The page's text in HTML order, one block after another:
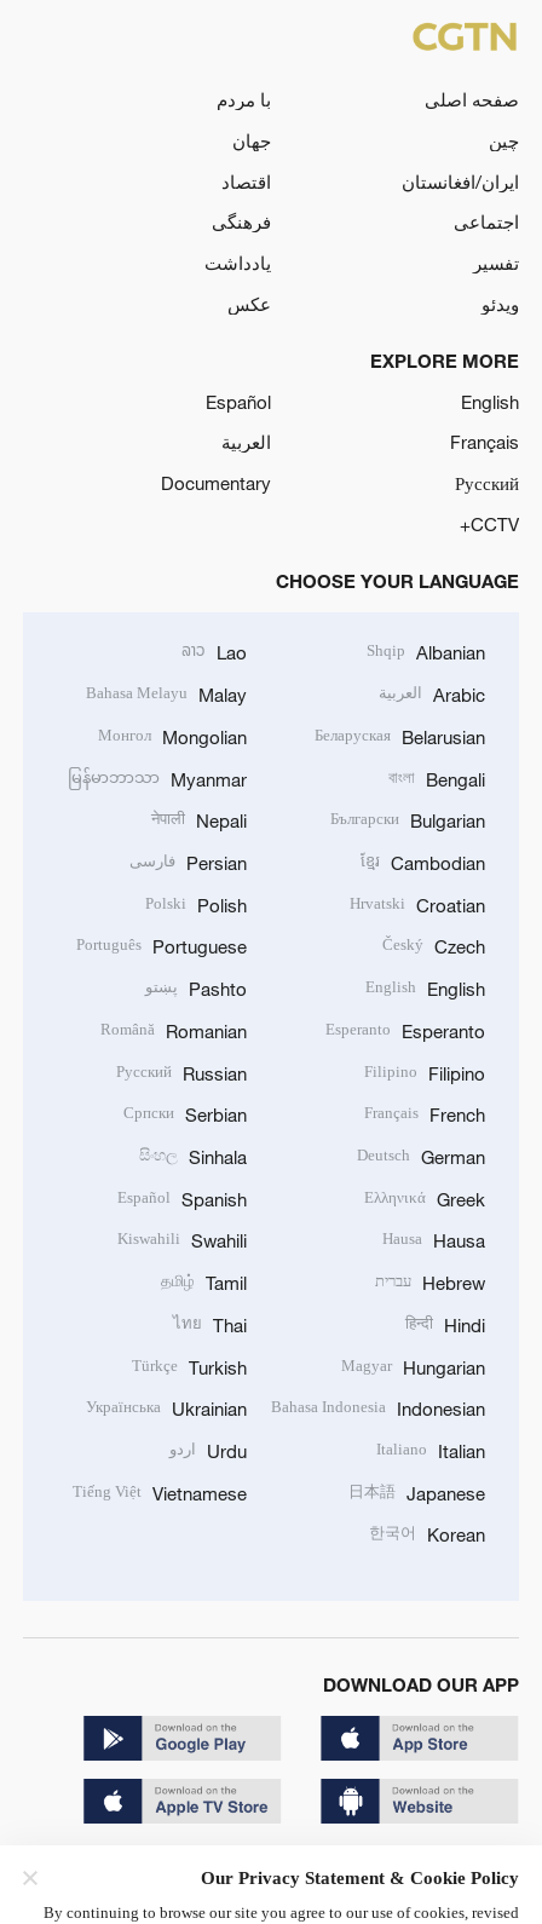
صفحه اصلی
با مردم
چین
جهان
ایران/افغانستان
اقتصاد
اجتماعی
فرهنگی
تفسیر
یادداشت
ویدئو
عکس
EXPLORE MORE
English
Español
Français
العربية
Русский
Documentary
CCTV+
CHOOSE YOUR LANGUAGE
Albanian
Shqip
Arabic العربية
Belarusian
Беларуская
Bengali
বাংলা
Bulgarian
Български
Cambodian
ខ្មែរ
Croatian
Hrvatski
Czech
Český
English
English
Esperanto
Esperanto
Filipino
Filipino
French
Français
German
Deutsch
Greek
Ελληνικά
Hausa
Hausa
Hebrew עברית
Hindi
हिन्दी
Hungarian
Magyar
Indonesian
Bahasa Indonesia
Italian
Italiano
Japanese
日本語
Korean
한국어
Lao
ລາວ
Malay
Bahasa Melayu
Mongolian
Монгол
Myanmar
မြန်မာဘာသာ
Nepali
नेपाली
Persian فارسی
Polish
Polski
Portuguese
Português
Pashto پښتو
Romanian
Română
Russian
Русский
Serbian
Српски
Sinhala
සිංහල
Spanish
Español
Swahili
Kiswahili
Tamil
தமிழ்
Thai
ไทย
Turkish
Türkçe
Ukrainian
Українська
Urdu اردو
Vietnamese
Tiếng Việt
DOWNLOAD OUR APP
Our Privacy Statement & Cookie Policy
By continuing to browse our site you agree to our use of cookies, revised